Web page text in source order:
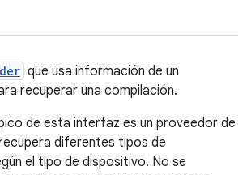
que usa información de un
recuperar una compilación.
de esta interfaz es un proveedor de
diferentes tipos de
el tipo de dispositivo. No se